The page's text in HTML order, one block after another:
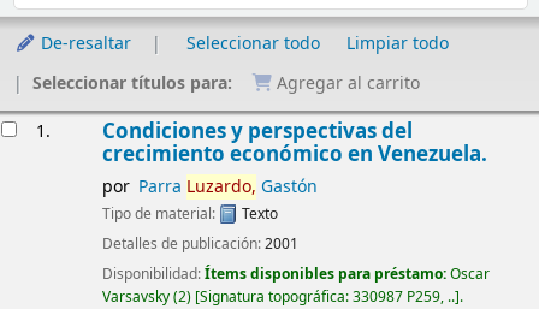
De-resaltar Seleccionar todo
Limpiar todo
Seleccionar títulos para:
Agregar al carrito
1. Condiciones y perspectivas del
crecimiento económico en Venezuela.
por Parra Luzardo, Gastón
Tipo de material:
Texto
Detalles de publicación:2001
Disponibilidad:Ítems disponibles para préstamo:Oscar
Varsavsky(2) Signatura topográfica:330987 P259, .. .